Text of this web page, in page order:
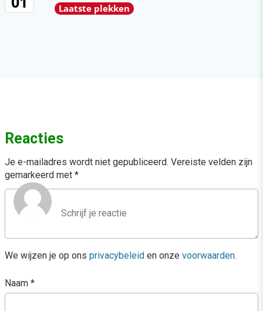
Laatste plekken
Reacties
Je e-mailadres wordt niet gepubliceerd. Vereiste velden zijn
gemarkeerd met *
We wijzen je op ons privacybeleid en onze voorwaarden.
Naam *